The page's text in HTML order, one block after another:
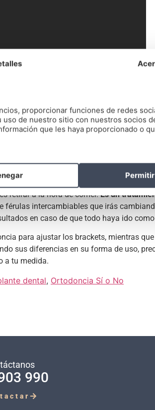
de
retirar a la hora de comer.Es un
intercambiables que irás
en caso de que todo haya ido como
para ajustar los brackets, mientras
sus diferencias en su forma de uso,
a tu medida.
dental, Ortodoncia Sí o No
990
proporcionar funciones de redes
de nuestro sitio con nuestros socios
que les haya proporcionado o